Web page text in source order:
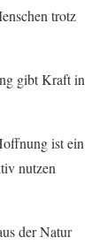
trotz
gibt Kraft in
ist ein
nutzen
der Natur